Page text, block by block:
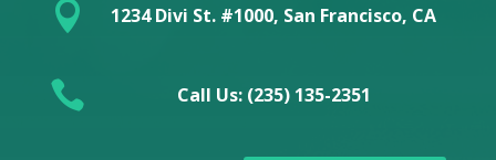
 1234 Divi St. #1000, San Francisco, CA
 Call Us: (235) 135-2351